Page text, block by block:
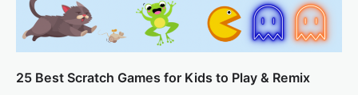
25 Best Scratch Games for Kids to Play & Remix